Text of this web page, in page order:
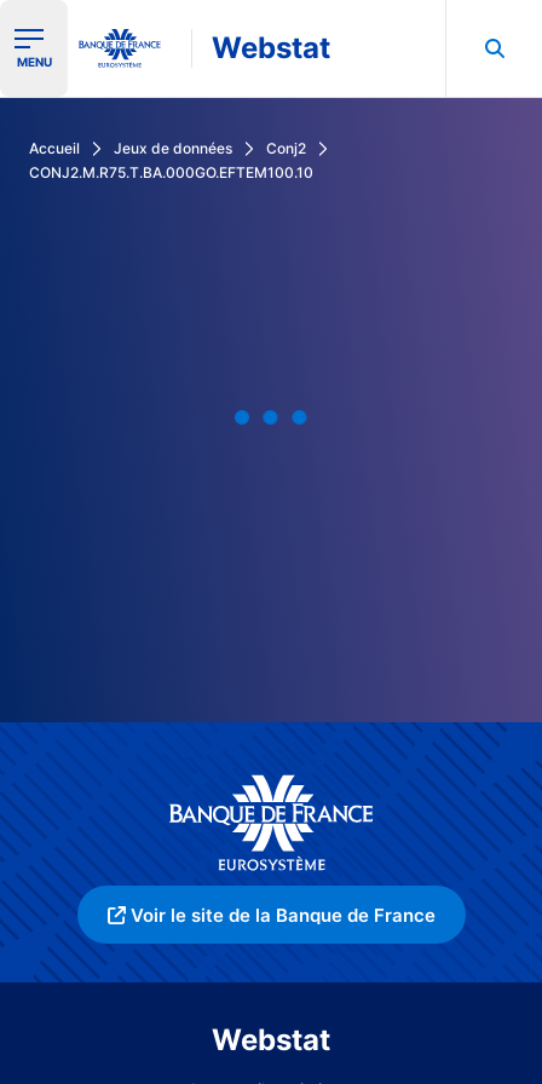
Ouvrir le menu de navigation
MENU Webstat
Accueil Jeux de données
Conj2
CONJ2.M.R75.T.BA.000GO.EFTEM100.10
Voir le site de la Banque de France
Webstat